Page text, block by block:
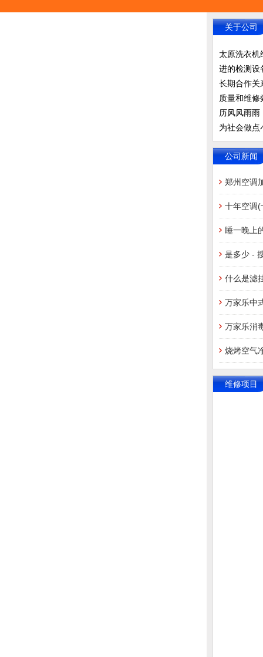
关于公司
太原洗衣机
进的检测设
长期合作关
质量和维修
历风风雨雨
为社会做点
公司新闻
郑州空调
十年空调(
睡一晚上
是多少 -
什么是滤
万家乐中
万家乐消
烧烤空气
维修项目